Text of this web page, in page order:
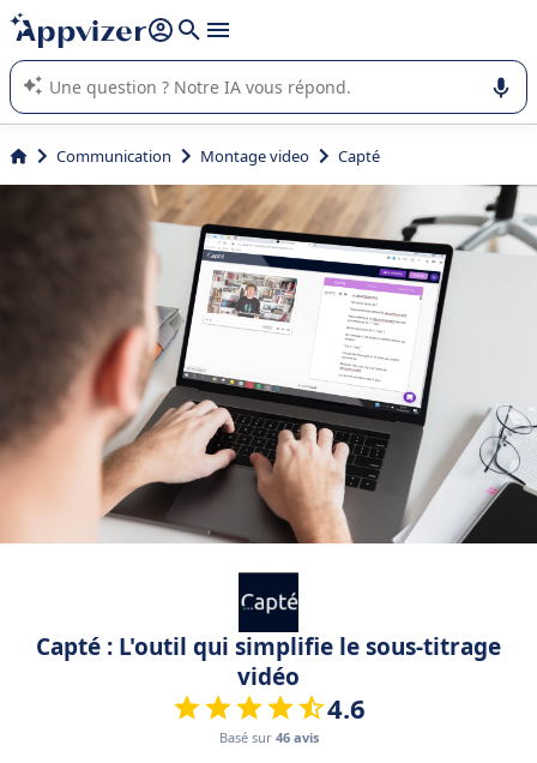
répondre (plusieurs lignes avec
L'IA de Appvizer vous guide dans l'utilisation ou la sélection de
logiciel SaaS en entreprise.
Communication Montage video Capté
Capté : L'outil qui simplifie le sous-titrage
vidéo
4.6
Basé sur 46 avis